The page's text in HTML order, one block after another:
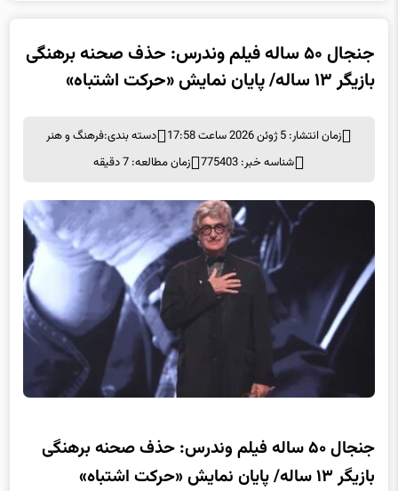
جنجال ۵۰ ساله فیلم وندرس: حذف صحنه برهنگی
زمان انتشار: 5 ژوئن 2026 ساعت 17:58 دسته بندی:فرهنگ و هنر
جنجال ۵۰ ساله فیلم وندرس: حذف صحنه برهنگی